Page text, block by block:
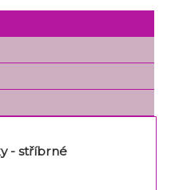
- stříbrné